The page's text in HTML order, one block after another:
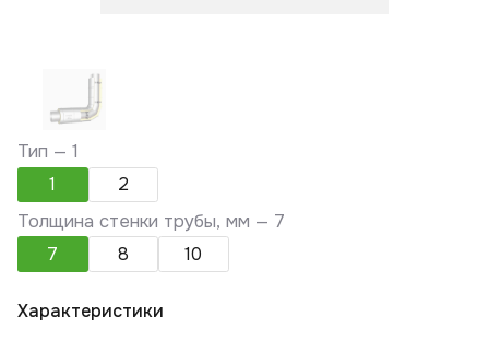
Тип —1
1
2
Толщина стенки трубы, мм — 7
7
8 10
Характеристики